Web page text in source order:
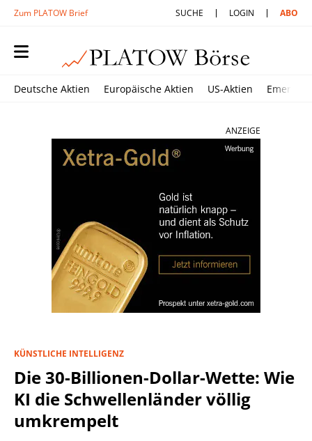
Zum PLATOW Brief SUCHE LOGIN ABO
Deutsche Aktien Europäische Aktien US-Aktien
ANZEIGE
KÜNSTLICHE INTELLIGENZ
Die 30-Billionen-Dollar-Wette: Wie
KI die Schwellenländer völlig
umkrempelt